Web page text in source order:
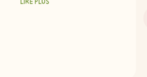
LIRE PLUS